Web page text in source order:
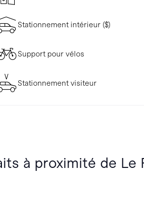
Stationnement intérieur ($)
Support pour vélos
Stationnement visiteur
à proximité de Le